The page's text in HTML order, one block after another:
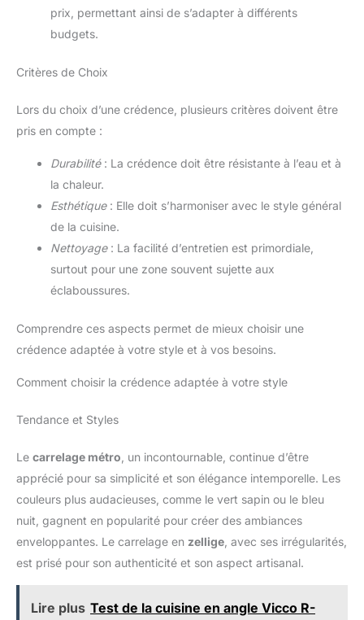
prix, permettant ainsi de s’adapter à différents
budgets.
Critères de Choix
Lors du choix d’une crédence, plusieurs critères doivent être
pris en compte :
Durabilité: La crédence doit être résistante à l’eau et à
la chaleur.
Esthétique: Elle doit s’harmoniser avec le style général
de la cuisine.
Nettoyage: La facilité d’entretien est primordiale,
surtout pour une zone souvent sujette aux
éclaboussures.
Comprendre ces aspects permet de mieux choisir une
crédence adaptée à votre style et à vos besoins.
Comment choisir la crédence adaptée à votre style
Tendance et Styles
Le carrelage métro , un incontournable, continue d’être
apprécié pour sa simplicité et son élégance intemporelle. Les
couleurs plus audacieuses, comme le vert sapin ou le bleu
nuit, gagnent en popularité pour créer des ambiances
enveloppantes. Le carrelage en zellige , avec ses irrégularités,
est prisé pour son authenticité et son aspect artisanal.
Lire plus Test de la cuisine en angle Vicco R-